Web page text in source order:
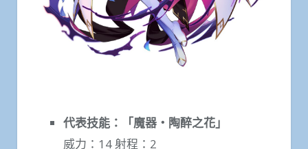
代表技能：「魔器・陶醉之花」
威力：14 射程：2